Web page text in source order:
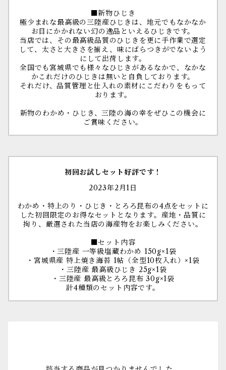
■新物ひじき
極少まれな最高級の三陸産ひじきは、地元でもなかなか
お目にかかれない幻の逸品といえるひじきです。
当店では、その最高級品質のひじきを更に手作業で選定
して、太さと大きさを揃え、味にばらつきがでないよう
にして出荷します。
全国でも宮城県でも様々なひじきがあるなかで、なかな
かこれだけのひじきは無いと自負しております。
それだけ、品質管理と仕入れの素材にこだわりをもって
おります。
新物のわかめ・ひじき、三陸の海の幸をぜひこの機会に
ご賞味ください。
初回お試しセット好評です！
2023年2月1日
わかめ・特上のり・ひじき・とろろ昆布の4点をセットに
した初回限定のお得なセットとなります。産地・品質に
拘り、厳選された当店の海産物をお楽しみください。
■セット内容
・三陸産 一等級塩蔵わかめ 150g×1袋
・宮城県産 特上焼き海苔 1帖（全型10枚入れ）×1袋
・三陸産 最高級ひじき 25g×1袋
・三陸産 最高級とろろ昆布 30g×1袋
計4種類のセット内容です。